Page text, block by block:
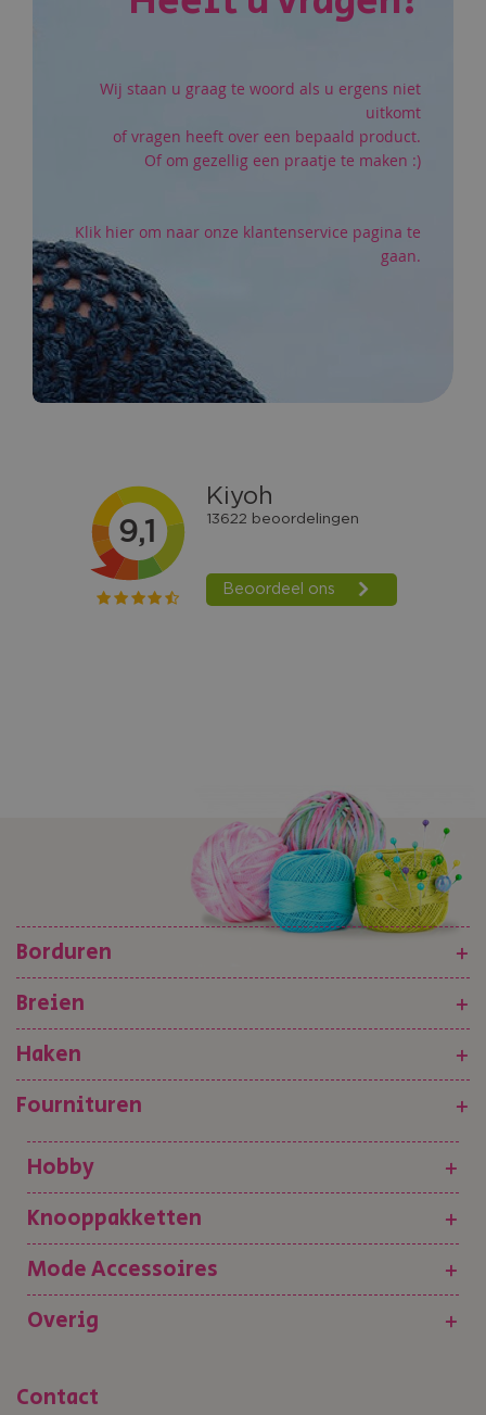
Wij staan u graag te woord als u ergens niet
uitkomt
of vragen heeft over een bepaald product.
Of om gezellig een praatje te maken :)
Klik hier om naar onze klantenservice pagina te
gaan.
Borduren
+
Breien
+
Haken
+
Fournituren
+
Hobby
+
Knooppakketten
+
Mode Accessoires
+
Overig
+
Contact